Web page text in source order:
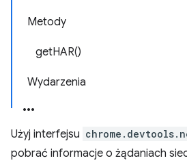
Metody
getHAR()
Wydarzenia
Użyj interfejsu
pobrać informacje o żądaniach